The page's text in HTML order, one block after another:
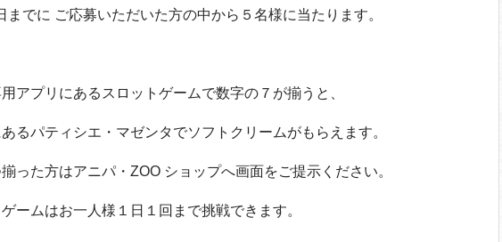
までに ご応募いただいた方の中から５名様に当たります。
アプリにあるスロットゲームで数字の７が揃うと、
るパティシエ・マゼンタでソフトクリームがもらえます。
揃った方はアニパ・ZOO ショップへ画面をご提示ください。
ームはお一人様１日１回まで挑戦できます。